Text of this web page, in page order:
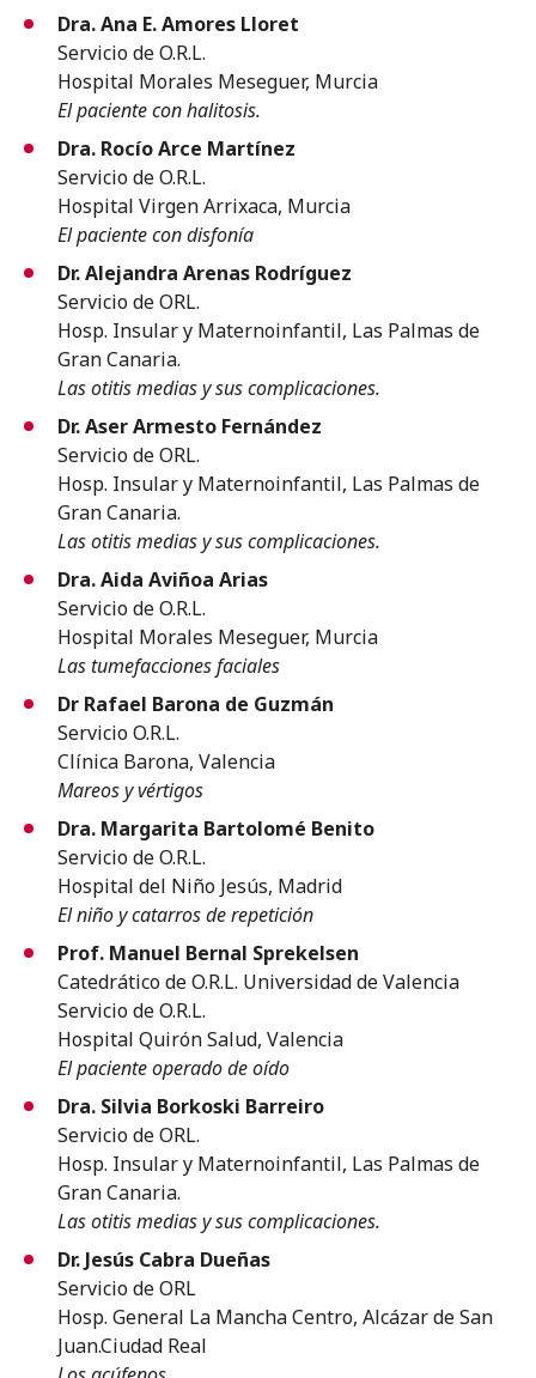
Dra. Ana E. Amores Lloret
Servicio de O.R.L.
Hospital Morales Meseguer, Murcia
El paciente con halitosis.
Dra. Rocío Arce Martínez
Servicio de O.R.L.
Hospital Virgen Arrixaca, Murcia
El paciente con disfonía
Dr. Alejandra Arenas Rodríguez
Servicio de ORL.
Hosp. Insular y Maternoinfantil, Las Palmas de
Gran Canaria.
Las otitis medias y sus complicaciones.
Dr. Aser Armesto Fernández
Servicio de ORL.
Hosp. Insular y Maternoinfantil, Las Palmas de
Gran Canaria.
Las otitis medias y sus complicaciones.
Dra. Aida Aviñoa Arias
Servicio de O.R.L.
Hospital Morales Meseguer, Murcia
Las tumefacciones faciales
Dr Rafael Barona de Guzmán
Servicio O.R.L.
Clínica Barona, Valencia
Mareos y vértigos
Dra. Margarita Bartolomé Benito
Servicio de O.R.L.
Hospital del Niño Jesús, Madrid
El niño y catarros de repetición
Prof. Manuel Bernal Sprekelsen
Catedrático de O.R.L. Universidad de Valencia
Servicio de O.R.L.
Hospital Quirón Salud, Valencia
El paciente operado de oído
Dra. Silvia Borkoski Barreiro
Servicio de ORL.
Hosp. Insular y Maternoinfantil, Las Palmas de
Gran Canaria.
Las otitis medias y sus complicaciones.
Dr. Jesús Cabra Dueñas
Servicio de ORL
Hosp. General La Mancha Centro, Alcázar de San
Juan.Ciudad Real